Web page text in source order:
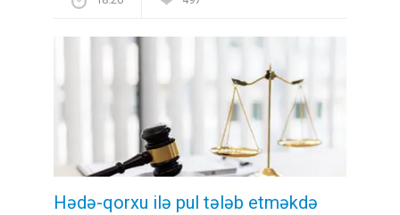
Hədə-qorxu ilə pul tələb etməkdə